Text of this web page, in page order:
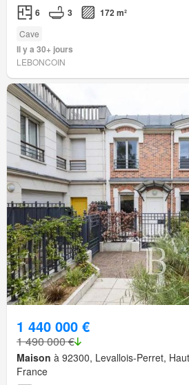
6 3 172 m²
Cave
Il y a 30+ jours
LEBONCOIN
1 440 000 €
1 490 000 €
Maison à 92300, Levallois-Perret,
France